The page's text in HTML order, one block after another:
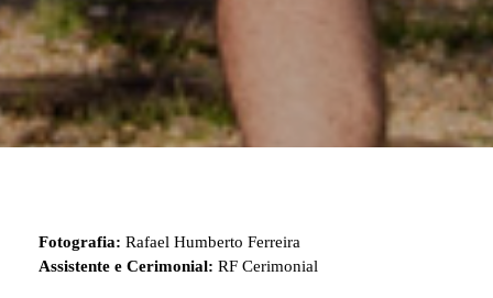
Fotografia: Rafael Humberto Ferreira
Assistente e Cerimonial: RF Cerimonial